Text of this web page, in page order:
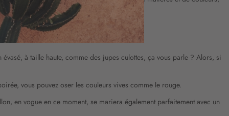
à taille haute, comme des jupes culottes, ça vous parle ? Alors, si
vous pouvez oser les couleurs vives comme le rouge.
en vogue en ce moment, se mariera également parfaitement avec un